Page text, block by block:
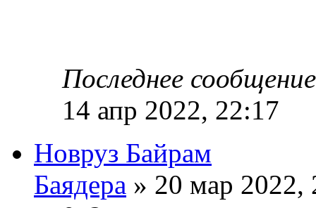
Последнее
14 апр 2022, 22:17
Новруз Байрам
Баядера » 20 мар 2022,